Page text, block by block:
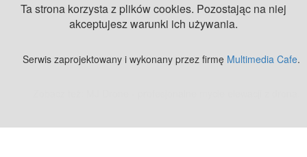
Ta strona korzysta z plików cookies. Pozostając na niej
akceptujesz warunki ich używania.
Serwis zaprojektowany i wykonany przez firmę Multimedia Cafe.